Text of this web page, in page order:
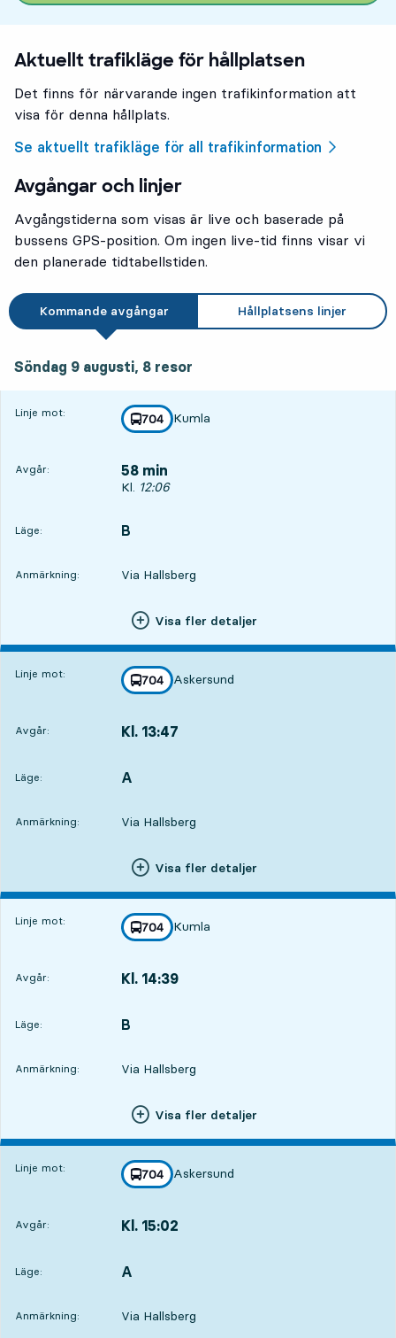
Aktuellt trafikläge för hållplatsen
Det finns för närvarande ingen trafikinformation att
visa för denna hållplats.
Se aktuellt trafikläge för all trafikinformation
Avgångar och linjer
Avgångstiderna som visas är live och baserade på
bussens GPS-position. Om ingen live-tid finns visar vi
den planerade tidtabellstiden.
Kommande avgångar Hållplatsens linjer
Söndag 9 augusti, 8 resor
Linje mot: linje
704
mot
Kumla
,
Avgår: 58 min
Avgår, Kl. 12:06, om 58 min
Kl. 12:06
Läge:
LÄGE, B
,
Anmärkning: Via Hallsberg
Visa fler detaljer
Linje mot: linje
704
mot
Askersund
,
Avgår: Kl. 13:47
Läge:
LÄGE, A
,
Anmärkning: Via Hallsberg
Visa fler detaljer
Linje mot: linje
704
mot
Kumla
,
Avgår: Kl. 14:39
Läge:
LÄGE, B
,
Anmärkning: Via Hallsberg
Visa fler detaljer
Linje mot: linje
704
mot
Askersund
,
Avgår: Kl. 15:02
Läge:
LÄGE, A
,
Anmärkning: Via Hallsberg